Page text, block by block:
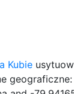
Kubie